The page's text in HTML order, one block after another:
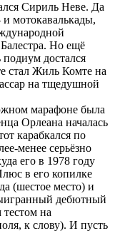
Сириль Неве. Да
и мотокавалькады,
Но ещё
подиум достался
стал Жиль Комте на
на тщедушной
марафоне была
Орлеана началась
карабкался по
менее серьёзно
его в 1978 году
в его копилке
(шестое место) и
дебютный
тестом на
к слову). И пусть